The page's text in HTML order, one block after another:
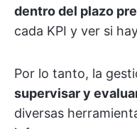
dentro del plazo
cada KPI y ver si
Por lo tanto, la
supervisar y
diversas